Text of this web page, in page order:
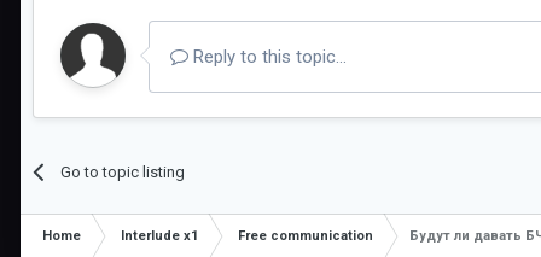
Reply to this topic...
Go to topic listing
Home Interlude x1 Free communication Будут ли давать